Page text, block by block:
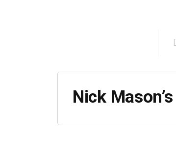
Nick